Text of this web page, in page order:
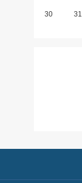
30 31